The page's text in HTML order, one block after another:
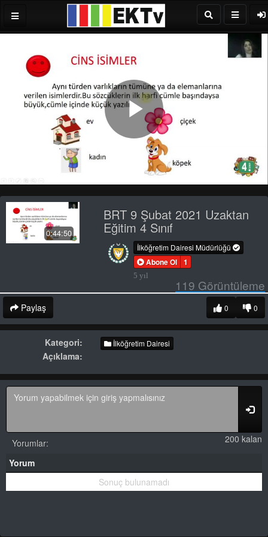
Play
Video
0:44:50
BRT 9 Şubat 2021 Uzaktan
Eğitim 4 Sınıf
İlköğretim Dairesi Müdürlüğü
Abone Ol 1
5 yıl
119 Görüntüleme
Paylaş 0
0
Kategori: İlköğretim Dairesi
Açıklama:
200 kalan
Yorumlar:
Yorum
Sonuç bulunamadı